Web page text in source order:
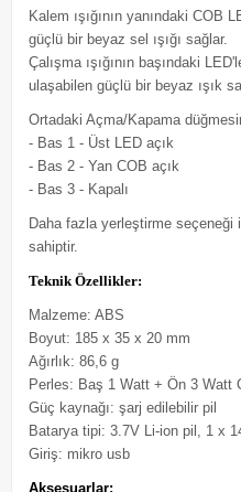
Kalem ışığının yanındaki COB
güçlü bir beyaz sel ışığı sağlar.
Çalışma ışığının başındaki
ulaşabilen güçlü bir beyaz ışık
Ortadaki Açma/Kapama
- Bas 1 - Üst LED açık
- Bas 2 - Yan COB açık
- Bas 3 - Kapalı
Daha fazla yerleştirme
sahiptir.
Teknik Özellikler:
Malzeme: ABS
Boyut: 185 x 35 x 20 mm
Ağırlık: 86,6 g
Perles: Baş 1 Watt + Ön 3 Watt
Güç kaynağı: şarj edilebilir pil
Batarya tipi: 3.7V Li-ion pil, 1 x
Giriş: mikro usb
Aksesuarlar: